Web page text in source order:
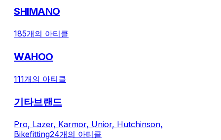
증 및 수리 서비스가 제공됩니다. 서비스
랍니다. 감사합니다. ※ 완성차의 국내 공
를 통해 확인되어야 합니다. ※ ‘비공식 수
통해 유통되지 않은 제품(병행수입, 해외
공식 수입 경로를 거치지 않은 제품의 경
우 제조사 지원, 부품 수급, 제품 규격 차
이 등
SHIMANO
185개의 아티클
WAHOO
111개의 아티클
기타브랜드
Pro, Lazer, Karmor, Unior, Hutchinson,
Bikefitting24개의 아티클